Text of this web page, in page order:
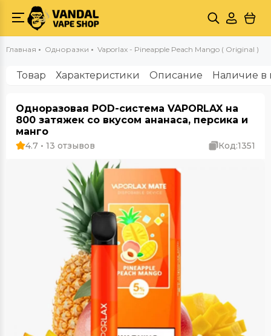
Главная Одноразки Vaporlax - Pineapple Peach Mango ( Original )
Товар Характеристики Описание Наличие в
Одноразовая POD-система VAPORLAX на
800 затяжек со вкусом ананаса, персика и
манго
4.7 • 13 отзывов Код:1351